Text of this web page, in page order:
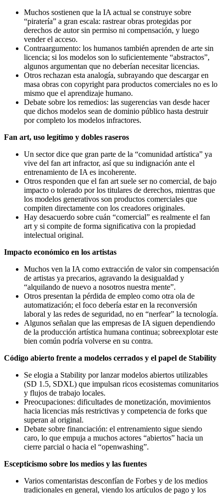
Muchos sostienen que la IA actual se construye sobre
“piratería” a gran escala: rastrear obras protegidas por
derechos de autor sin permiso ni compensación, y luego
vender el acceso.
Contraargumento: los humanos también aprenden de arte sin
licencia; si los modelos son lo suficientemente “abstractos”,
algunos argumentan que no deberían necesitar licencias.
Otros rechazan esta analogía, subrayando que descargar en
masa obras con copyright para productos comerciales no es lo
mismo que el aprendizaje humano.
Debate sobre los remedios: las sugerencias van desde hacer
que dichos modelos sean de dominio público hasta destruir
por completo los modelos infractores.
Fan art, uso legítimo y dobles raseros
Un sector dice que gran parte de la “comunidad artística” ya
vive del fan art infractor, así que su indignación ante el
entrenamiento de IA es incoherente.
Otros responden que el fan art suele ser no comercial, de bajo
impacto o tolerado por los titulares de derechos, mientras que
los modelos generativos son productos comerciales que
compiten directamente con los creadores originales.
Hay desacuerdo sobre cuán “comercial” es realmente el fan
art y si compite de forma significativa con la propiedad
intelectual original.
Impacto económico en los artistas
Muchos ven la IA como extracción de valor sin compensación
de artistas ya precarios, agravando la desigualdad y
“alquilando de nuevo a nosotros nuestra mente”.
Otros presentan la pérdida de empleo como otra ola de
automatización; el foco debería estar en la reconversión
laboral y las redes de seguridad, no en “nerfear” la tecnología.
Algunos señalan que las empresas de IA siguen dependiendo
de la producción artística humana continua; sobreexplotar este
bien común podría volverse en su contra.
Código abierto frente a modelos cerrados y el papel de Stability
Se elogia a Stability por lanzar modelos abiertos utilizables
(SD 1.5, SDXL) que impulsan ricos ecosistemas comunitarios
y flujos de trabajo locales.
Preocupaciones: dificultades de monetización, movimientos
hacia licencias más restrictivas y competencia de forks que
superan al original.
Debate sobre financiación: el entrenamiento sigue siendo
caro, lo que empuja a muchos actores “abiertos” hacia un
cierre parcial o hacia el “openwashing”.
Escepticismo sobre los medios y las fuentes
Varios comentaristas desconfían de Forbes y de los medios
tradicionales en general, viendo los artículos de pago y los